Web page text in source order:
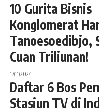
10 Gurita Bisnis
Konglomerat
Tanoesoedibjo,
Cuan Triliunan!
17/11/2024
Daftar 6 Bos
Stasiun TV di